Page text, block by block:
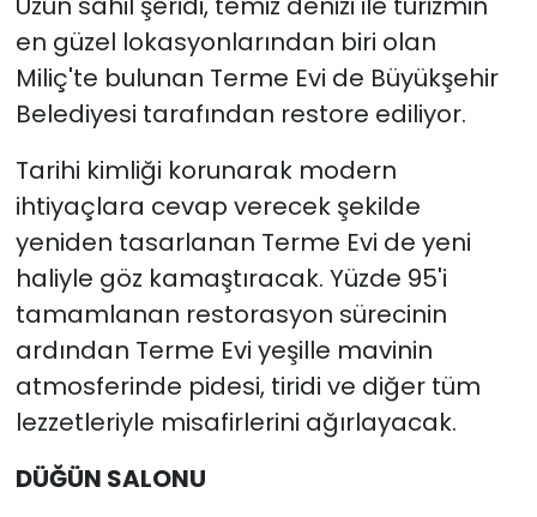
en güzel lokasyonlarından biri olan
Miliç'te bulunan Terme Evi de Büyükşehir
Belediyesi tarafından restore ediliyor.
Tarihi kimliği korunarak modern
ihtiyaçlara cevap verecek şekilde
yeniden tasarlanan Terme Evi de yeni
haliyle göz kamaştıracak. Yüzde 95'i
tamamlanan restorasyon sürecinin
ardından Terme Evi yeşille mavinin
atmosferinde pidesi, tiridi ve diğer tüm
lezzetleriyle misafirlerini ağırlayacak.
DÜĞÜN SALONU